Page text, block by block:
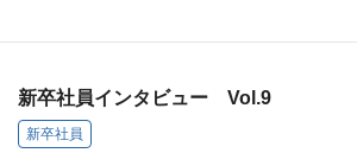
新卒社員インタビュー Vol.9
新卒社員